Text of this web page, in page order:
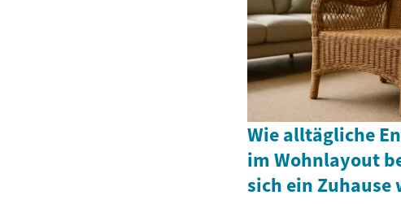
Wie alltägliche
im Wohnlayout
sich ein